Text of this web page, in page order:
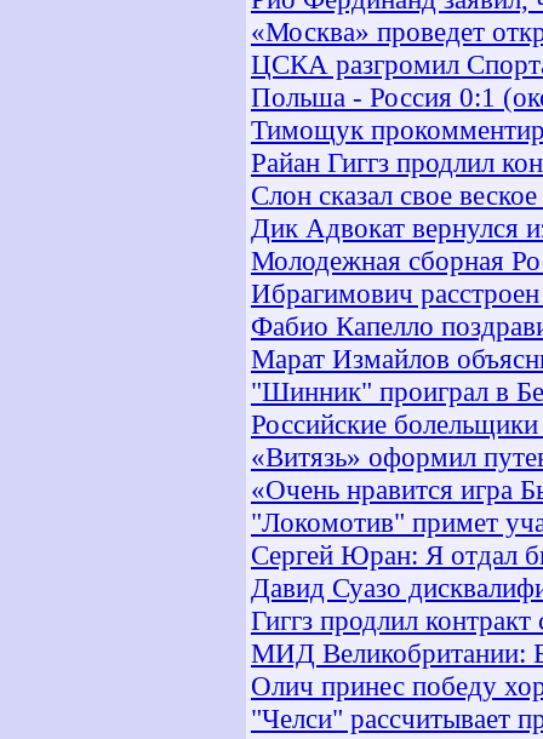
«Москва» проведет
ЦСКА разгромил
Польша - Россия 0:1
Тимощук
Райан Гиггз продлил
Слон сказал свое
Дик Адвокат вернулся
Молодежная сборная
Ибрагимович
Фабио Капелло
Марат Измайлов
"Шинник" проиграл в
Российские
«Витязь» оформил
«Очень нравится игра
"Локомотив" примет
Сергей Юран: Я отдал
Давид Суазо
Гиггз продлил
МИД Великобритании:
Олич принес победу
"Челси" рассчитывает